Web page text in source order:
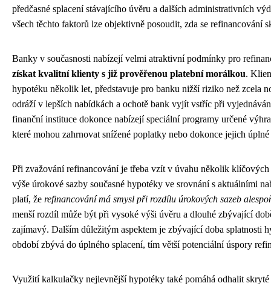
předčasné splacení stávajícího úvěru a dalších administrativních
všech těchto faktorů lze objektivně posoudit, zda se refinancování
Banky v současnosti nabízejí velmi atraktivní podmínky pro
získat kvalitní klienty s již prověřenou platební morálkou.
hypotéku několik let, představuje pro banku nižší riziko než zcela
odráží v lepších nabídkách a ochotě bank vyjít vstříc při
finanční instituce dokonce nabízejí speciální programy určené
které mohou zahrnovat snížené poplatky nebo dokonce jejich
Při zvažování refinancování je třeba vzít v úvahu několik
výše úrokové sazby současné hypotéky ve srovnání s aktuálními
platí, že refinancování má smysl při rozdílu úrokových sazeb
menší rozdíl může být při vysoké výši úvěru a dlouhé zbývající
zajímavý. Dalším důležitým aspektem je zbývající doba splatnosti
období zbývá do úplného splacení, tím větší potenciální úspory
Využití kalkulačky nejlevnější hypotéky také pomáhá odhalit